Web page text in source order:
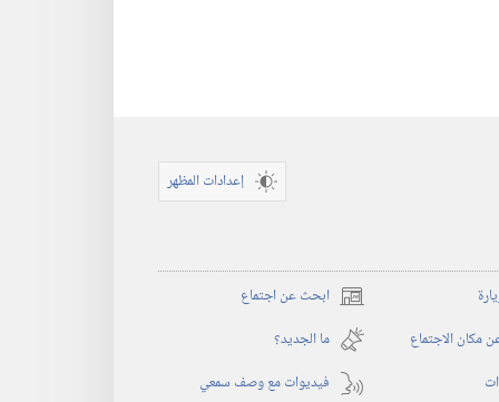
إعدادات المظهر
ابحث عن اجتماع (يفتح
نافذة
جديدة)
مكان الاجتماع
ما الجديد؟‏
فيديوات مع وصف سمعي